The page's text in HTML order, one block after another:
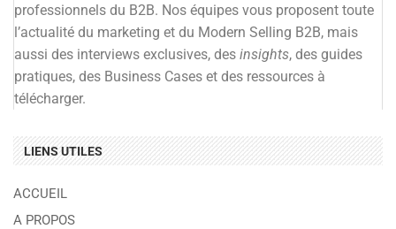
professionnels du B2B. Nos équipes vous proposent toute
l’actualité du marketing et du Modern Selling B2B, mais
aussi des interviews exclusives, des insights, des guides
pratiques, des Business Cases et des ressources à
télécharger.
LIENS UTILES
ACCUEIL
A PROPOS